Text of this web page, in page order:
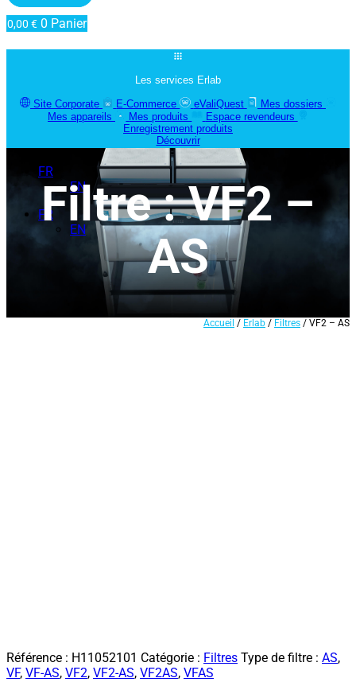
0,00 € 0 Panier
Les services Erlab
Site Corporate
E-Commerce eValiQuest
Mes dossiers
Mes appareils
Mes produits
Espace revendeurs
Enregistrement produits
Découvrir
FR
EN
FR
EN
Filtre : VF2 –
AS
Accueil / Erlab / Filtres / VF2 – AS
Référence : H11052101 Catégorie : Filtres Type de filtre : AS,
VF, VF-AS, VF2, VF2-AS, VF2AS, VFAS